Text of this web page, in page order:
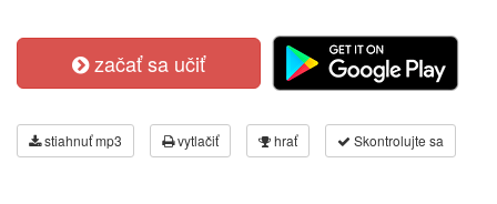
začať sa učiť
stiahnuť mp3 vytlačiť hrať Skontrolujte sa